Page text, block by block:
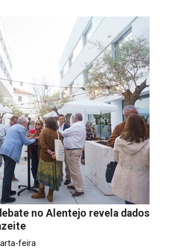
no Alentejo revela dados
feira